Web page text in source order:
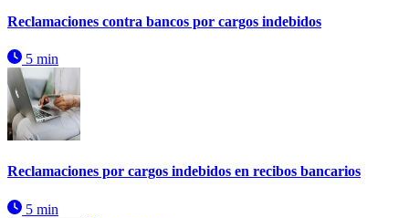
Reclamaciones contra bancos por cargos indebidos
5 min
Reclamaciones por cargos indebidos en recibos bancarios
5 min